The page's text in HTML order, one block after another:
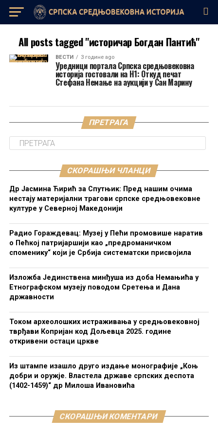
All posts tagged "историчар Богдан Пантић"
ВЕСТИ 3 године ago
Уредници портала Српска средњовековна
историја гостовали на Н1: Откуд печат
Стефана Немање на аукцији у Сан Марину
ПРЕТРАГА
СКОРАШЊИ ЧЛАНЦИ
Др Јасмина Ћирић за Спутњик: Пред нашим очима
нестају материјални трагови српске средњовековне
културе у Северној Македонији
Радио Гораждевац: Музеј у Пећи промовише наратив
о Пећкој патријаршији као „предроманичком
споменику“ који је Србија систематски присвојила
Изложба Јединствена минђуша из доба Немањића у
Етнографском музеју поводом Сретења и Дана
државности
Током археолошких истраживања у средњовековној
тврђави Копријан код Дољевца 2025. године
откривени остаци цркве
Из штампе изашло друго издање монографије „Коњ
добри и оружје. Властела државе српских деспота
(1402-1459)“ др Милоша Ивановића
СКОРАШЊИ КОМЕНТАРИ